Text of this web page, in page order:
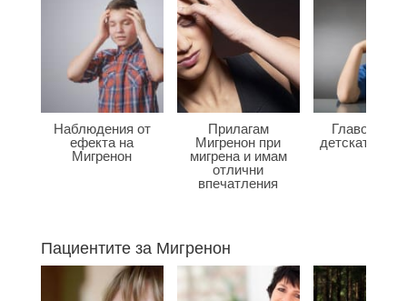
Наблюдения от
ефекта на
Мигренон
Прилагам
Мигренон при
мигрена и имам
отлични
впечатления
детската
Пациентите за Мигренон